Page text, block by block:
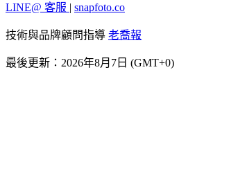
LINE@ 客服 | snapfoto.co
技術與品牌顧問指導 老喬報
最後更新：2026年8月7日 (GMT+0)